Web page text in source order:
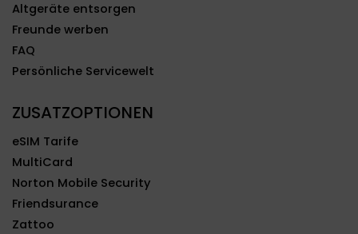
Altgeräte entsorgen
Freunde werben
FAQ
Persönliche Servicewelt
ZUSATZOPTIONEN
eSIM Tarife
MultiCard
Norton Mobile Security
Friendsurance
Zattoo